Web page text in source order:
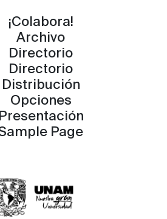
¡Colabora!
Archivo
Directorio
Directorio
Distribución
Opciones
Presentación
Page